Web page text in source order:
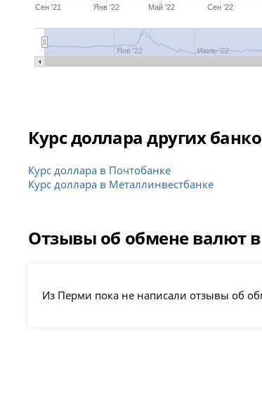
Сен '21 Янв '22 Май '22 Сен '22
Янв '22 Июль '22
Курс доллара других
Курс доллара в Почтобанке
Курс доллара в Металлинвестбанке
Отзывы об обмене валют
Из Перми пока не написали отзывы об